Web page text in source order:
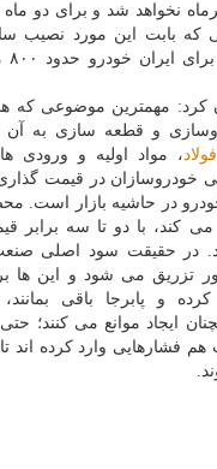
نخواهد شد و برای دو ماه
کرد: مهمترین موضوعی که
و قطعه سازی به آن
فولاد، مواد اولیه و ورودی
خودروسازان در قیمت
در حاشیه بازار است.
کند، با دو تا سه برابر
حقیقت سود اصلی
تزریق می شود و این ها
و پابرجا باقی
ایجاد موانع می کنند؛
فشارهایی وارد کرده اند